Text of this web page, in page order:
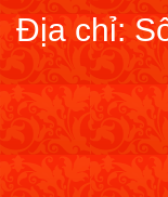
Địa chỉ: